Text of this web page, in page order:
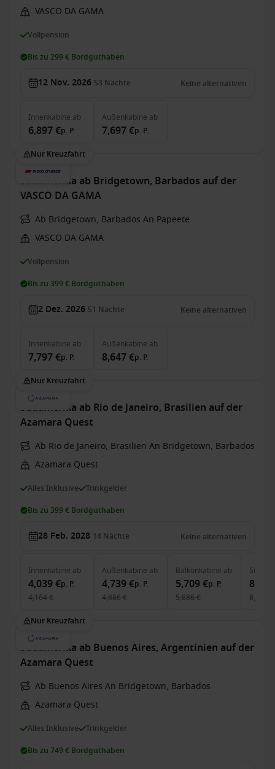
VASCO DA GAMA
Vollpension
Bis zu 299 € Bordguthaben
12 Nov. 2026 53 Nächte Keine alternativen
Innenkabine ab
6,897 €p. P.
Außenkabine ab
7,697 €p. P.
Nur Kreuzfahrt
Südamerika ab Bridgetown, Barbados auf der
VASCO DA GAMA
Ab Bridgetown, Barbados An Papeete
VASCO DA GAMA
Vollpension
Bis zu 399 € Bordguthaben
2 Dez. 2026 51 Nächte Keine alternativen
Innenkabine ab
7,797 €p. P.
Außenkabine ab
8,647 €p. P.
Nur Kreuzfahrt
Südamerika ab Rio de Janeiro, Brasilien auf der
Azamara Quest
Ab Rio de Janeiro, Brasilien An Bridgetown, Barbados
Azamara Quest
Alles Inklusive Trinkgelder
Bis zu 399 € Bordguthaben
28 Feb. 2028 14 Nächte Keine alternativen
Innenkabine ab
4,039 €p. P.
4,164 €
Außenkabine ab
4,739 €p. P.
4,886 €
Balkonkabine ab
5,709 €p. P.
5,886 €
Suite
8,628 €
Nur Kreuzfahrt
Südamerika ab Buenos Aires, Argentinien auf der
Azamara Quest
Ab Buenos Aires An Bridgetown, Barbados
Azamara Quest
Alles Inklusive Trinkgelder
Bis zu 749 € Bordguthaben